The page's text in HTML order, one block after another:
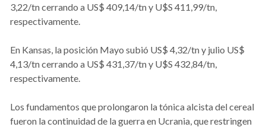
3,22/tn cerrando a US$ 409,14/tn y U$S 411,99/tn,
respectivamente.
En Kansas, la posición Mayo subió US$ 4,32/tn y julio US$
4,13/tn cerrando a US$ 431,37/tn y U$S 432,84/tn,
respectivamente.
Los fundamentos que prolongaron la tónica alcista del cereal
fueron la continuidad de la guerra en Ucrania, que restringen